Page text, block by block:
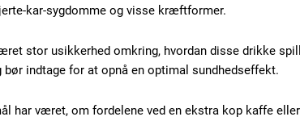
kar-sygdomme og visse kræftformer.
stor usikkerhed omkring, hvordan disse drikke
bør indtage for at opnå en optimal sundhedseffekt.
har været, om fordelene ved en ekstra kop kaffe